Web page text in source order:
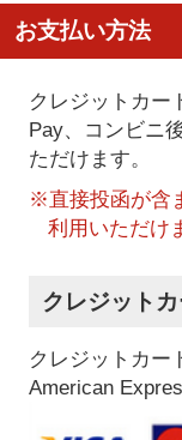
お支払い方法
クレジットカー
Pay、コンビニ
ただけます。
※直接投函が含
利用いただけ
クレジット
クレジットカー
American